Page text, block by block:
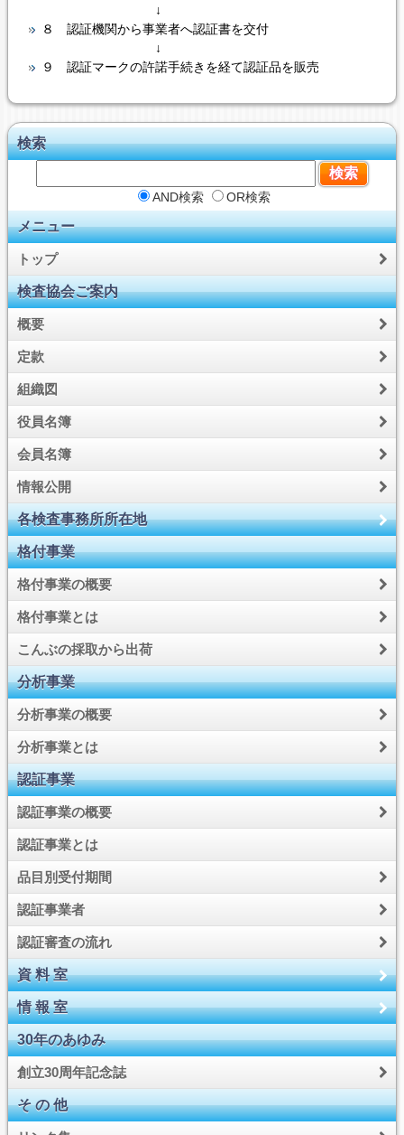
↓
８ 認証機関から事業者へ認証書を交付
↓
９ 認証マークの許諾手続きを経て認証品を販売
検索
AND検索 OR検索
メニュー
トップ
検査協会ご案内
概要
定款
組織図
役員名簿
会員名簿
情報公開
各検査事務所所在地
格付事業
格付事業の概要
格付事業とは
こんぶの採取から出荷
分析事業
分析事業の概要
分析事業とは
認証事業
認証事業の概要
認証事業とは
品目別受付期間
認証事業者
認証審査の流れ
資 料 室
情 報 室
30年のあゆみ
創立30周年記念誌
そ の 他